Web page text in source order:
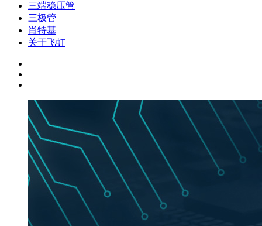
三端稳压管
三极管
肖特基
关于飞虹